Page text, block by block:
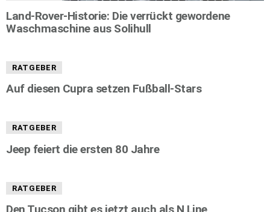
Land-Rover-Historie: Die verrückt gewordene
Waschmaschine aus Solihull
RATGEBER
Auf diesen Cupra setzen Fußball-Stars
RATGEBER
Jeep feiert die ersten 80 Jahre
RATGEBER